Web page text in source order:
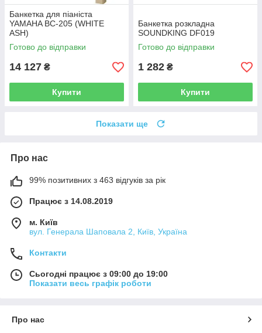
Банкетка для піаніста
YAMAHA BC-205 (WHITE
ASH)
Готово до відправки
14 127 ₴
Купити
Банкетка розкладна
SOUNDKING DF019
Готово до відправки
1 282 ₴
Купити
Показати ще
Про нас
99% позитивних з 463 відгуків за рік
Працює з 14.08.2019
м. Київ
вул. Генерала Шаповала 2, Київ, Україна
Контакти
Сьогодні працює з 09:00 до 19:00
Показати весь графік роботи
Про нас